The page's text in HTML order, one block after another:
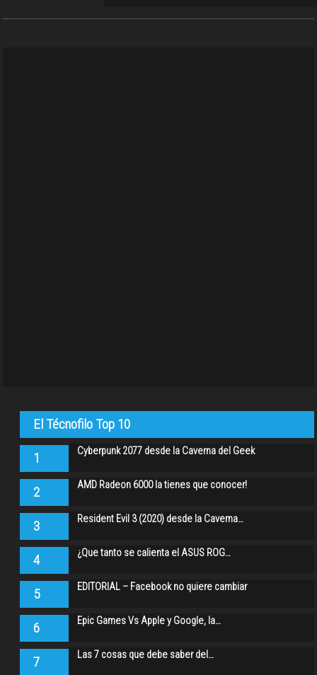
El Técnofilo Top 10
1 Cyberpunk 2077 desde la Caverna del Geek
2 AMD Radeon 6000 la tienes que conocer!
3 Resident Evil 3 (2020) desde la Caverna…
4 ¿Que tanto se calienta el ASUS ROG…
5 EDITORIAL – Facebook no quiere cambiar
6 Epic Games Vs Apple y Google, la…
7 Las 7 cosas que debe saber del…